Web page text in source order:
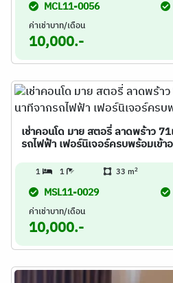
MCL11-0056
ค่าเช่าบาท/เดือน
10,000.-
เช่าคอนโด มาย สตอรี่ ลาดพร้าว
รถไฟฟ้า เฟอร์นิเจอร์ครบพร้อมเข้า
1 1 33 m2
MSL11-0029
ค่าเช่าบาท/เดือน
10,000.-